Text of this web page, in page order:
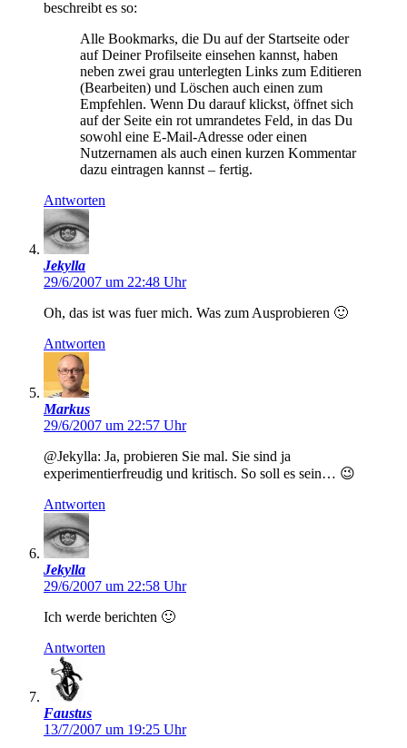
beschreibt es so:
Alle Bookmarks, die Du auf der Startseite oder
auf Deiner Profilseite einsehen kannst, haben
neben zwei grau unterlegten Links zum Editieren
(Bearbeiten) und Löschen auch einen zum
Empfehlen. Wenn Du darauf klickst, öffnet sich
auf der Seite ein rot umrandetes Feld, in das Du
sowohl eine E-Mail-Adresse oder einen
Nutzernamen als auch einen kurzen Kommentar
dazu eintragen kannst – fertig.
Antworten
Jekylla
29/6/2007 um 22:48 Uhr
Oh, das ist was fuer mich. Was zum Ausprobieren 🙂
Antworten
Markus
29/6/2007 um 22:57 Uhr
@Jekylla: Ja, probieren Sie mal. Sie sind ja
experimentierfreudig und kritisch. So soll es sein… 😉
Antworten
Jekylla
29/6/2007 um 22:58 Uhr
Ich werde berichten 🙂
Antworten
Faustus
13/7/2007 um 19:25 Uhr